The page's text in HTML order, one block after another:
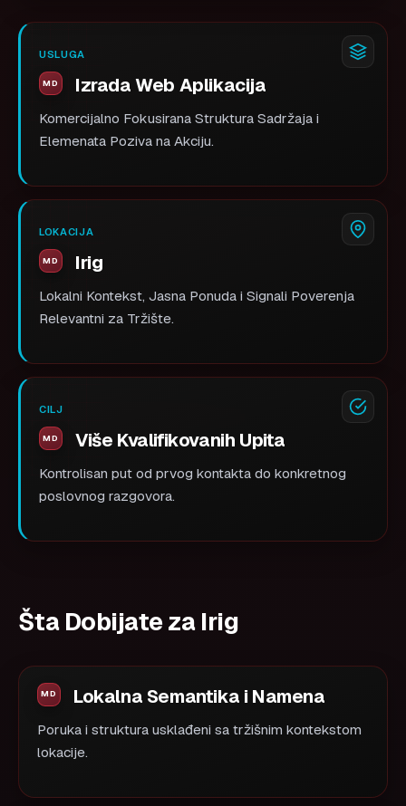
USLUGA
Izrada Web Aplikacija
Komercijalno Fokusirana Struktura Sadržaja i
Elemenata Poziva na Akciju.
LOKACIJA
Irig
Lokalni Kontekst, Jasna Ponuda i Signali Poverenja
Relevantni za Tržište.
CILJ
Više Kvalifikovanih Upita
Kontrolisan put od prvog kontakta do konkretnog
poslovnog razgovora.
Šta Dobijate za Irig
Lokalna Semantika i Namena
Poruka i struktura usklađeni sa tržišnim kontekstom
lokacije.